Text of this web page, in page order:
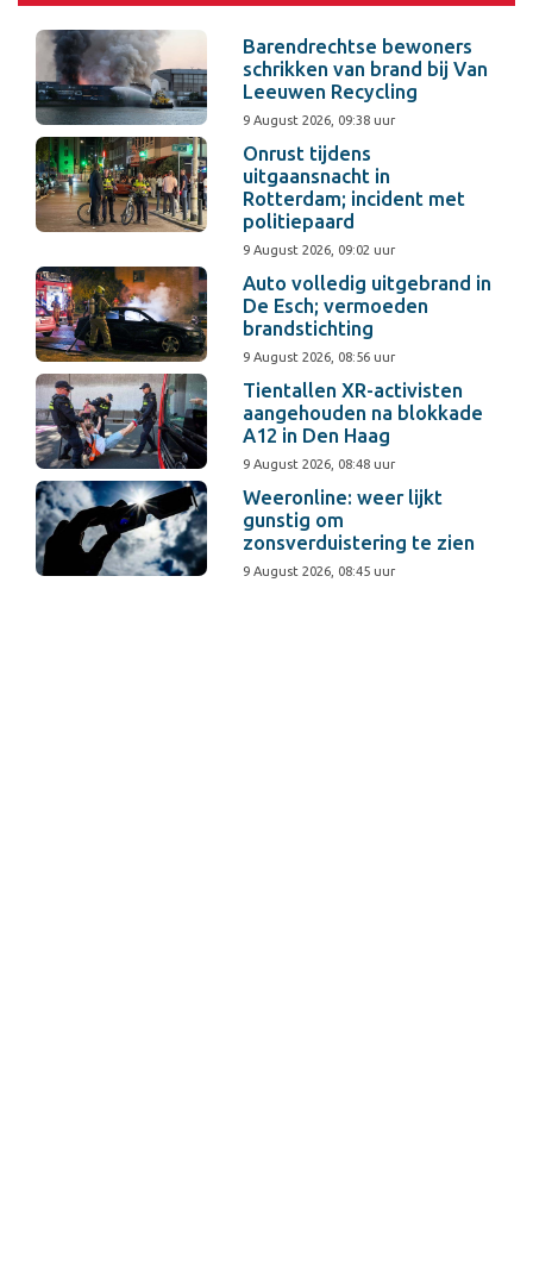
Barendrechtse bewoners
schrikken van brand bij Van
Leeuwen Recycling
9 August 2026, 09:38 uur
Onrust tijdens
uitgaansnacht in
Rotterdam; incident met
politiepaard
9 August 2026, 09:02 uur
Auto volledig uitgebrand in
De Esch; vermoeden
brandstichting
9 August 2026, 08:56 uur
Tientallen XR-activisten
aangehouden na blokkade
A12 in Den Haag
9 August 2026, 08:48 uur
Weeronline: weer lijkt
gunstig om
zonsverduistering te zien
9 August 2026, 08:45 uur